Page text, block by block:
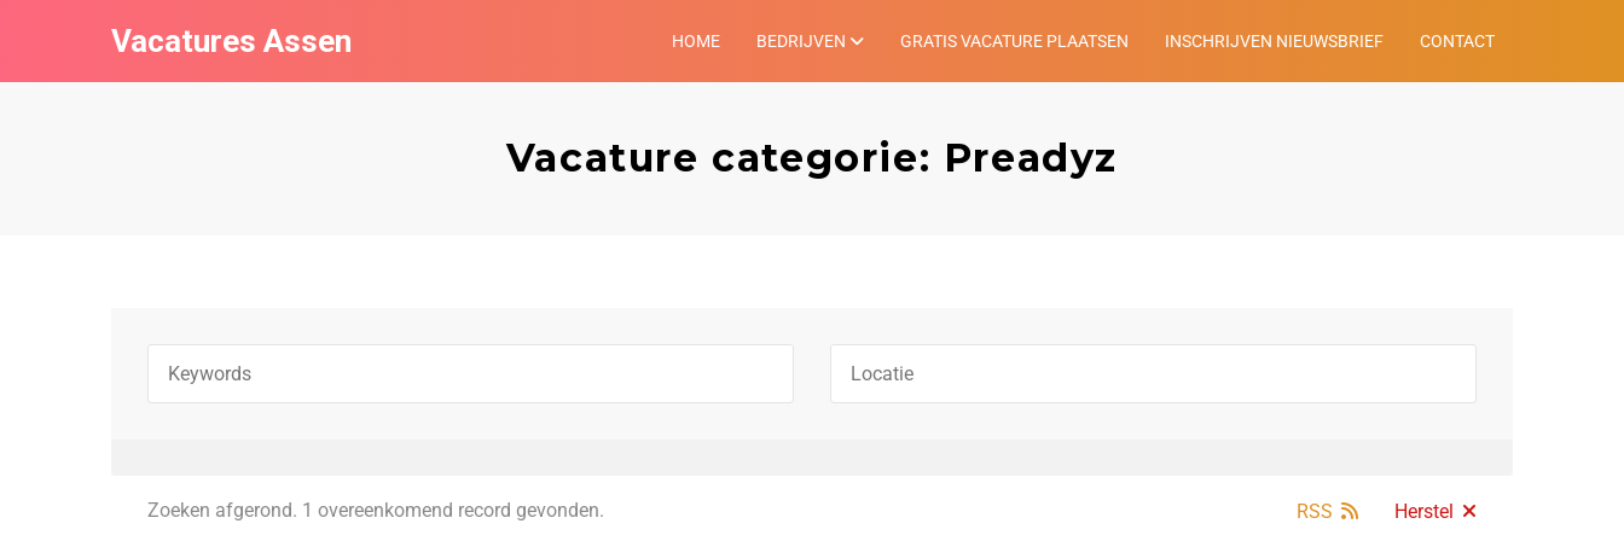
Vacatures Assen HOME BEDRIJVEN GRATIS VACATURE PLAATSEN INSCHRIJVEN NIEUWSBRIEF CONTACT
Vacature categorie: Preadyz
Zoeken afgerond. 1 overeenkomend record gevonden. Herstel
RSS